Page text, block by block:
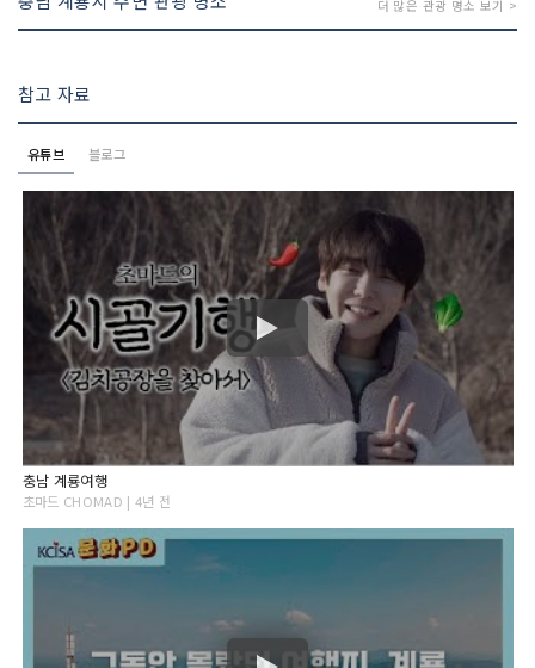
더 많은 관광 명소 보기 >
참고 자료
유튜브 블로그
충남 계룡여행
초마드 CHOMAD | 4년 전